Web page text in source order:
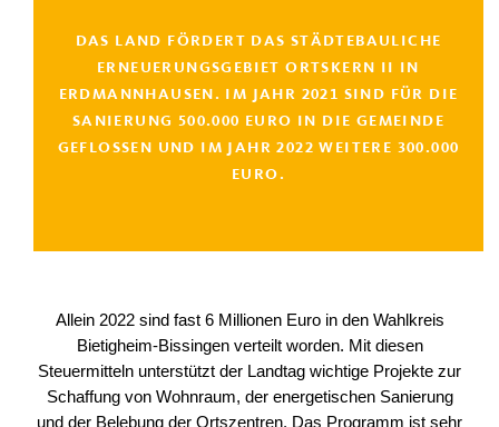
DAS LAND FÖRDERT DAS STÄDTEBAULICHE
ERNEUERUNGSGEBIET ORTSKERN II IN
ERDMANNHAUSEN. IM JAHR 2021 SIND FÜR DIE
SANIERUNG 500.000 EURO IN DIE GEMEINDE
GEFLOSSEN UND IM JAHR 2022 WEITERE 300.000 E
URO.
Allein 2022 sind fast 6 Millionen Euro in den Wahlkreis
Bietigheim-Bissingen verteilt worden. Mit diesen
Steuermitteln unterstützt der Landtag wichtige Projekte zur
Schaffung von Wohnraum, der energetischen Sanierung
und der Belebung der Ortszentren. Das Programm ist sehr